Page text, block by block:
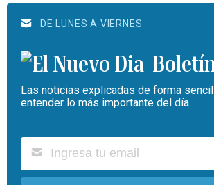
DE LUNES A VIERNES
Las noticias explicadas de forma
entender lo más importante del día.